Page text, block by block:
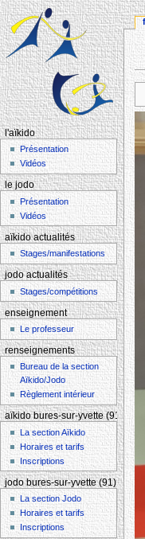
l'aïkido
Présentation
Vidéos
le jodo
Présentation
Vidéos
aïkido actualités
Stages/manifestations
jodo actualités
Stages/compétitions
enseignement
Le professeur
renseignements
Bureau de la section
Aïkido/Jodo
Règlement intérieur
aïkido bures-sur-yvette (91)
La section Aïkido
Horaires et tarifs
Inscriptions
jodo bures-sur-yvette (91)
La section Jodo
Horaires et tarifs
Inscriptions